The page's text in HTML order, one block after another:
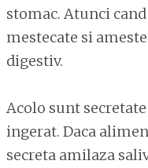
stomac. Atunci
mestecate si
digestiv.
Acolo sunt
ingerat. Daca
secreta amilaza